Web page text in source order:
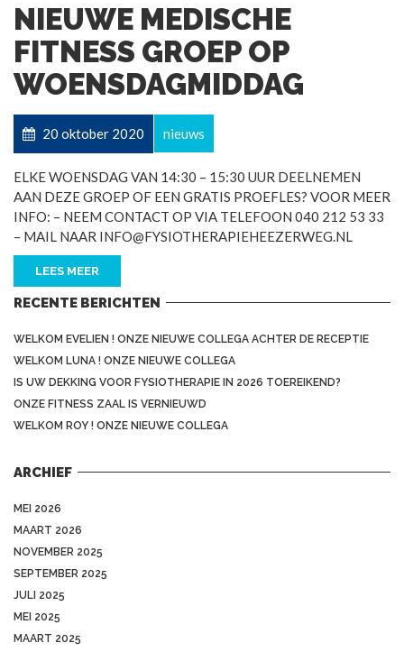
NIEUWE MEDISCHE
FITNESS GROEP OP
WOENSDAGMIDDAG
20 oktober 2020 nieuws
ELKE WOENSDAG VAN 14:30 – 15:30 UUR DEELNEMEN
AAN DEZE GROEP OF EEN GRATIS PROEFLES? VOOR MEER
INFO: – NEEM CONTACT OP VIA TELEFOON 040 212 53 33
– MAIL NAAR INFO@FYSIOTHERAPIEHEEZERWEG.NL
LEES MEER
RECENTE BERICHTEN
WELKOM EVELIEN ! ONZE NIEUWE COLLEGA ACHTER DE RECEPTIE
WELKOM LUNA ! ONZE NIEUWE COLLEGA
IS UW DEKKING VOOR FYSIOTHERAPIE IN 2026 TOEREIKEND?
ONZE FITNESS ZAAL IS VERNIEUWD
WELKOM ROY ! ONZE NIEUWE COLLEGA
ARCHIEF
MEI 2026
MAART 2026
NOVEMBER 2025
SEPTEMBER 2025
JULI 2025
MEI 2025
MAART 2025